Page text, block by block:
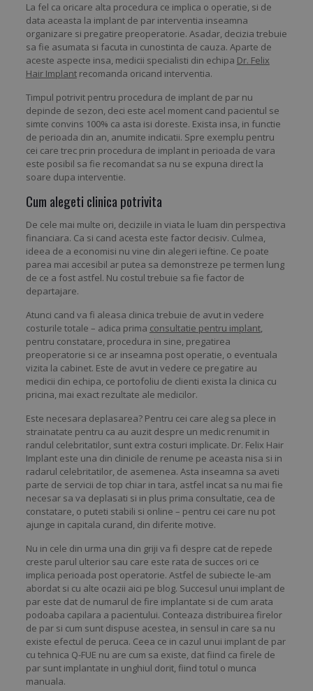
La fel ca oricare alta procedura ce implica o operatie, si de
data aceasta la implant de par interventia inseamna
organizare si pregatire preoperatorie. Asadar, decizia trebuie
sa fie asumata si facuta in cunostinta de cauza. Aparte de
aceste aspecte insa, medicii specialisti din echipa Dr. Felix
Hair Implantrecomanda oricand interventia.
Timpul potrivit pentru procedura de implant de par nu
depinde de sezon, deci este acel moment cand pacientul se
simte convins 100% ca asta isi doreste. Exista insa, in functie
de perioada din an, anumite indicatii. Spre exemplu pentru
cei care trec prin procedura de implant in perioada de vara
este posibil sa fie recomandat sa nu se expuna direct la
soare dupa interventie.
Cum alegeti clinica potrivita
De cele mai multe ori, deciziile in viata le luam din perspectiva
financiara. Ca si cand acesta este factor decisiv. Culmea,
ideea de a economisi nu vine din alegeri ieftine. Ce poate
parea mai accesibil ar putea sa demonstreze pe termen lung
de ce a fost astfel. Nu costul trebuie sa fie factor de
departajare.
Atunci cand va fi aleasa clinica trebuie de avut in vedere
costurile totale – adica prima consultatie pentru implant,
pentru constatare, procedura in sine, pregatirea
preoperatorie si ce ar inseamna post operatie, o eventuala
vizita la cabinet. Este de avut in vedere ce pregatire au
medicii din echipa, ce portofoliu de clienti exista la clinica cu
pricina, mai exact rezultate ale medicilor.
Este necesara deplasarea? Pentru cei care aleg sa plece in
strainatate pentru ca au auzit despre un medic renumit in
randul celebritatilor, sunt extra costuri implicate. Dr. Felix Hair
Implant este una din clinicile de renume pe aceasta nisa si in
radarul celebritatilor, de asemenea. Asta inseamna sa aveti
parte de servicii de top chiar in tara, astfel incat sa nu mai fie
necesar sa va deplasati si in plus prima consultatie, cea de
constatare, o puteti stabili si online – pentru cei care nu pot
ajunge in capitala curand, din diferite motive.
Nu in cele din urma una din griji va fi despre cat de repede
creste parul ulterior sau care este rata de succes ori ce
implica perioada post operatorie. Astfel de subiecte le-am
abordat si cu alte ocazii aici pe blog. Succesul unui implant de
par este dat de numarul de fire implantate si de cum arata
podoaba capilara a pacientului. Conteaza distribuirea firelor
de par si cum sunt dispuse acestea, in sensul in care sa nu
existe efectul de peruca. Ceea ce in cazul unui implant de par
cu tehnica Q-FUE nu are cum sa existe, dat fiind ca firele de
par sunt implantate in unghiul dorit, fiind totul o munca
manuala.